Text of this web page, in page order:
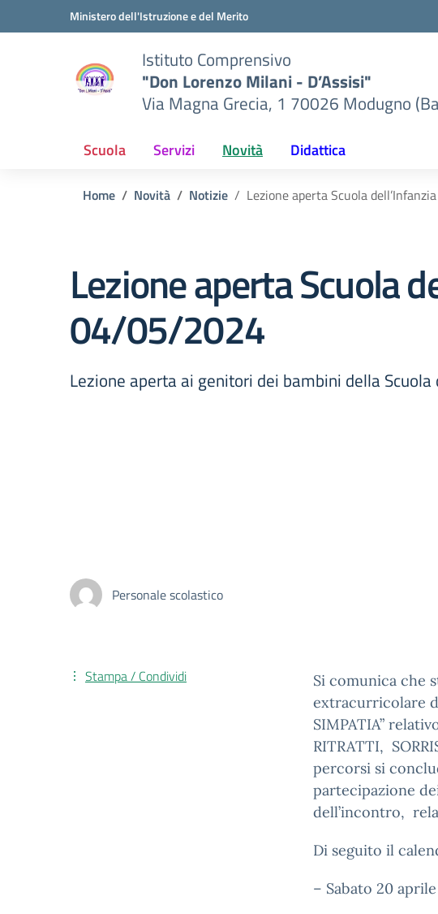
Vai ai contenuti
Vai al menu di navigazioneMinistero dell'Istruzione e del Merito
Istituto Comprensivo
"Don Lorenzo Milani - D’Assisi"
Via Magna Grecia, 1 70026 Modugno
Scuola Servizi Novità Didattica
Home Novità Notizie Lezione aperta Scuola
Lezione aperta Scuola
04/05/2024
Lezione aperta ai genitori dei bambini della
Personale scolastico
Si comunica che
extracurricolare
SIMPATIA”
RITRATTI,
percorsi si
partecipazione
dell’incontro,
Di seguito il
– Sabato 20
Stampa / Condividi